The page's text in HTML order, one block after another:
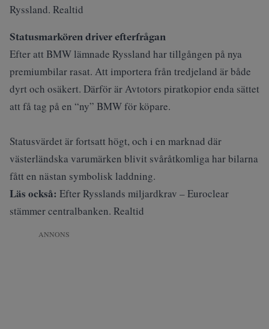
Ryssland. Realtid
Statusmarkören driver efterfrågan
Efter att BMW lämnade Ryssland har tillgången på nya
premiumbilar rasat. Att importera från tredjeland är både
dyrt och osäkert. Därför är Avtotors piratkopior enda sättet
att få tag på en “ny” BMW för köpare.
Statusvärdet är fortsatt högt, och i en marknad där
västerländska varumärken blivit svåråtkomliga har bilarna
fått en nästan symbolisk laddning.
Läs också: Efter Rysslands miljardkrav – Euroclear
stämmer centralbanken. Realtid
ANNONS